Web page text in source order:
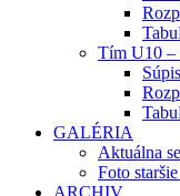
Tím U10 –
GALÉRIA
Aktuálna
Foto
ARCHIV